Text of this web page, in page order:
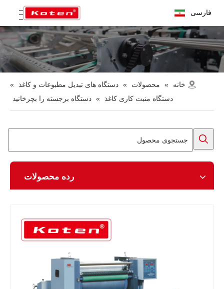
فارسی
خانه » محصولات » دستگاه های تبدیل مطبوعات و کاغذ
»
دستگاه منبت کاری کاغذ
» دستگاه برجسته را بچرخانید
رده محصولات